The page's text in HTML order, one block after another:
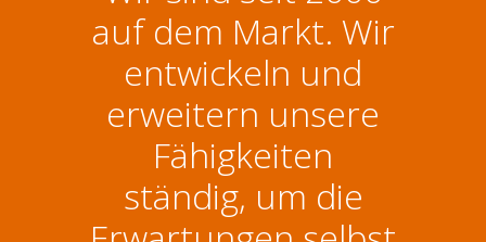
auf dem Markt. Wir
entwickeln und
erweitern unsere
Fähigkeiten
ständig, um die